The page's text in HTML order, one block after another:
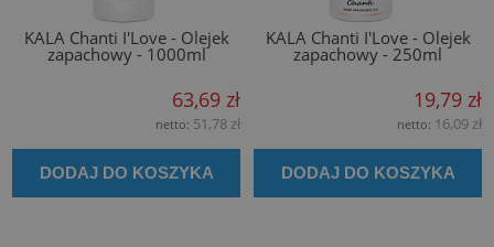
KALA Chanti I'Love - Olejek
zapachowy - 1000ml
63,69 zł
netto: 51,78 zł
DODAJ DO KOSZYKA
KALA Chanti I'Love - Olejek
zapachowy - 250ml
19,79 zł
netto: 16,09 zł
DODAJ DO KOSZYKA